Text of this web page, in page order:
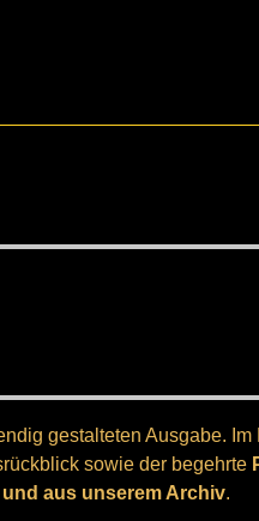
gestalteten Ausgabe. Im
sowie der begehrte
aus unserem Archiv.